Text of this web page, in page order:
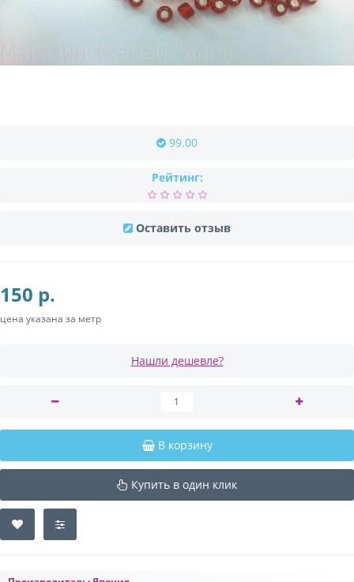
99.00
Рейтинг:
Оставить отзыв
150 р.
цена указана за метр
Нашли дешевле?
В корзину
Купить в один клик